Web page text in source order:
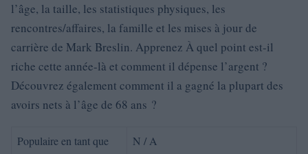
l’âge, la taille, les statistiques physiques, les
rencontres/affaires, la famille et les mises à jour de
carrière de Mark Breslin. Apprenez À quel point est-il
riche cette année-là et comment il dépense l’argent ?
Découvrez également comment il a gagné la plupart des
avoirs nets à l’âge de 68 ans ?
Populaire en tant que
N / A